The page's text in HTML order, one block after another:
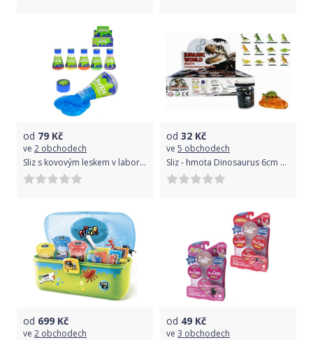
od 79 Kč
ve 2 obchodech
Sliz s kovovým leskem v laboratorní láhvi 11cm metalický 6 barev plast
od 32 Kč
ve 5 obchodech
Sliz - hmota Dinosaurus 6cm asst
od 699 Kč
ve 2 obchodech
od 49 Kč
ve 3 obchodech